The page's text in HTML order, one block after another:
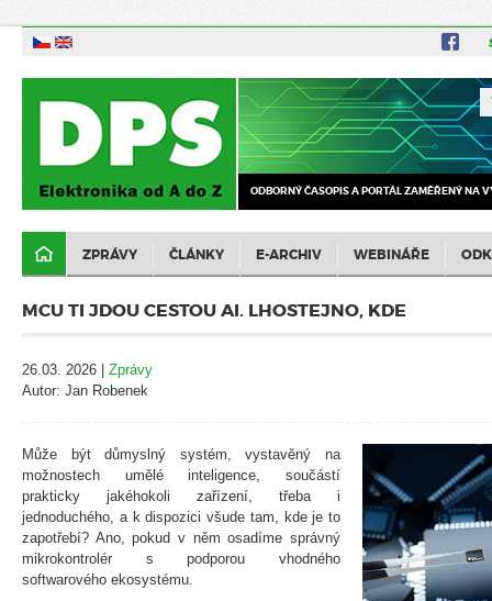
ODBORNÝ ČASOPIS A PORTÁL ZAMĚŘENÝ NA
ZPRÁVY ČLÁNKY E-ARCHIV WEBINÁŘE
MCU TI JDOU CESTOU AI. LHOSTEJNO, KDE
26.03. 2026 | Zprávy
Autor: Jan Robenek
Může být důmyslný systém, vystavěný na
možnostech umělé inteligence, součástí
prakticky jakéhokoli zařízení, třeba i
jednoduchého, a k dispozici všude tam, kde je to
zapotřebí? Ano, pokud v něm osadíme správný
mikrokontrolér s podporou vhodného
softwarového ekosystému.